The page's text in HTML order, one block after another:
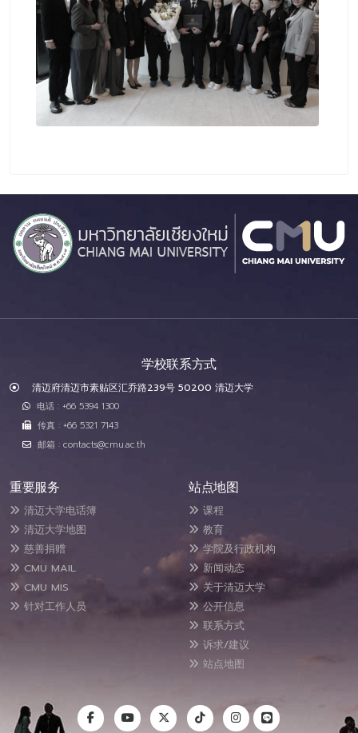
学校联系方式
清迈府清迈市素贴区汇乔路239号 50200 清迈大学
电话 : +66 5394 1300
传真 : +66 5321 7143
邮箱 : contacts@cmu.ac.th
重要服务
清迈大学电话簿
清迈大学地图
慈善捐赠
CMU MAIL
CMU MIS
针对工作人员
站点地图
课程
教育
学院及行政机构
新闻动态
关于清迈大学
公开信息
联系方式
诉求/建议
站点地图